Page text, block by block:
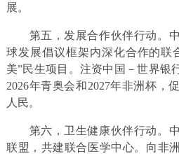
展。
第五，发展合作伙伴行动。中
球发展倡议框架内深化合作的联
美”民生项目。注资中国－世界银
2026年青奥会和2027年非洲杯，
人民。
第六，卫生健康伙伴行动。中
联盟，共建联合医学中心。向非